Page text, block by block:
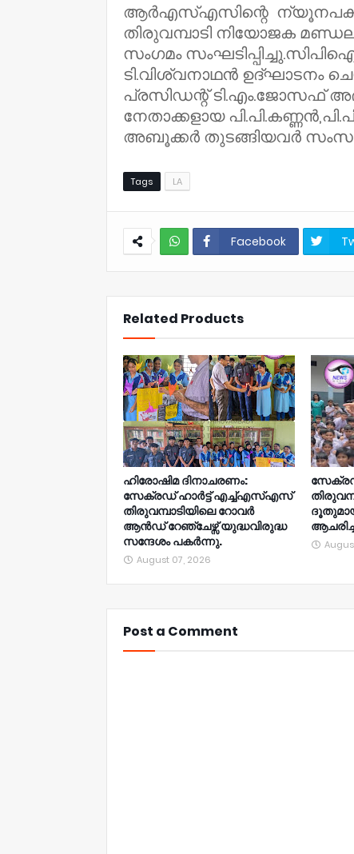
ആർഎസ്എസിന്റെ ന്യൂനപക്ഷ
തിരുവമ്പാടി നിയോജക
സംഗമം
ടി.വിശ്വനാഥന്‍ ഉദ്ഘാടനം
പ്രസിഡന്റ് ടി.എം.ജോസഫ്
നേതാക്കളായ
അബൂക്കര്‍ തുടങ്ങിയവര്‍
Tags LA
Facebook
Related Products
ഹിരോഷിമ ദിനാചരണം:
സേക്രഡ് ഹാർട്ട് എച്ച്എസ്എസ്
തിരുവമ്പാടിയിലെ റോവർ
ആൻഡ് റേഞ്ചേഴ്സ് യുദ്ധവിരുദ്ധ
സന്ദേശം പകർന്നു.
August 07, 2026
Post a Comment